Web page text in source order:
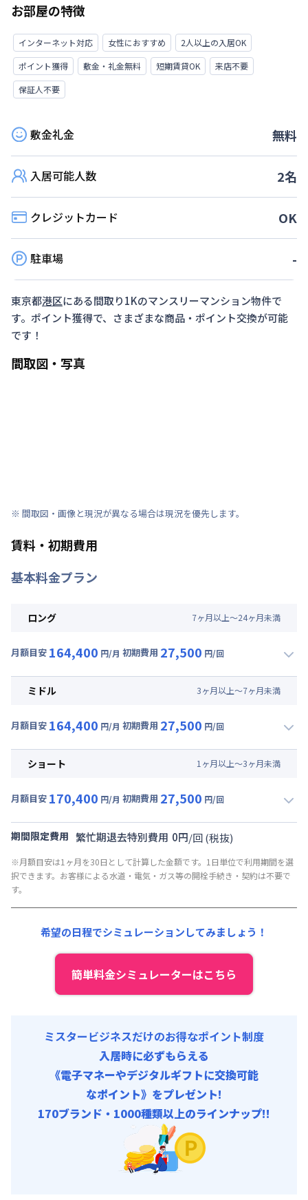
お部屋の特徴
インターネット対応 女性におすすめ
2人以上の入居OK
ポイント獲得
敷金・礼金無料 短期賃貸OK
来店不要
保証人不要
敷金礼金 無料
入居可能人数 2名
クレジットカード OK
駐車場 -
東京都港区にある間取り1Kのマンスリーマンション物件で
す。ポイント獲得で、さまざまな商品・ポイント交換が可能
です！
間取図・写真
※ 間取図・画像と現況が異なる場合は現況を優先します。
賃料・初期費用
基本料金プラン
ロング 7ヶ月以上～24ヶ月未満
月額目安 164,400 円/月 初期費用 27,500 円/回
月額賃料目安(30日利用)
光熱費他 : 24,000円/月 (800円/日) (税抜)
その他費用 :
ミドル 3ヶ月以上～7ヶ月未満
月額目安 164,400 円/月 初期費用 27,500 円/回
月額賃料目安(30日利用)
光熱費他 : 24,000円/月 (800円/日) (税抜)
その他費用 :
ショート 1 ヶ月以上～3ヶ月未満
月額目安 170,400 円/月 初期費用 27,500 円/回
月額賃料目安(30日利用)
光熱費他 : 24,000円/月 (800円/日) (税抜)
清掃料他 :
その他費用 :
期間限定費用 繁忙期退去特別費用 0円/回(税抜)
※月額目安は1ヶ月を30日として計算した金額です。1日単位で利用期間を選
択できます。お客様による水道・電気・ガス等の開栓手続き・契約は不要で
す。
希望の日程でシミュレーションしてみましょう！
簡単料金シミュレーターはこちら
ミスタービジネスだけのお得なポイント制度
入居時に必ずもらえる
《電子マネーやデジタルギフトに交換可能
なポイント》をプレゼント!
170ブランド・1000種類以上のラインナップ!!